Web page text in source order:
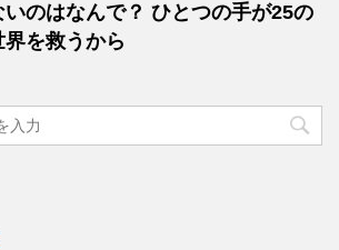
いのはなんで？ ひとつの手が25の
界を救うから